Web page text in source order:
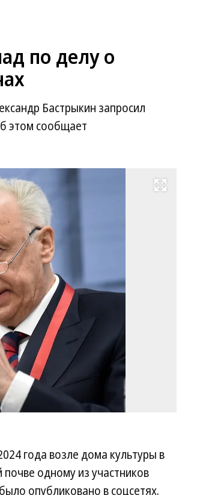
по делу о
Бастрыкин запросил
этом сообщает
Развернуть на весь экран
года возле дома культуры в
одному из участников
опубликовано в соцсетях.